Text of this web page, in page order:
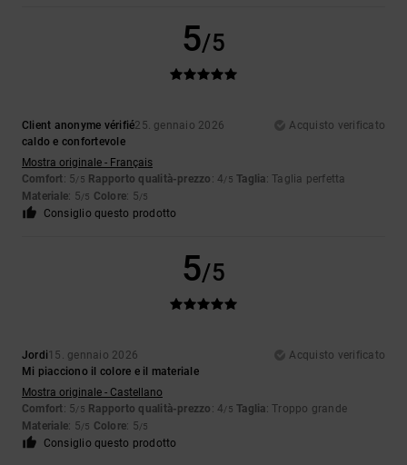
5/5
Client anonyme vérifié25. gennaio 2026
Acquisto verificato
caldo e confortevole
Mostra originale - Français
Comfort: 5/5 Rapporto qualità-prezzo : 4/5 Taglia: Taglia perfetta
Materiale: 5/5 Colore: 5/5
Consiglio questo prodotto
5/5
Jordi15. gennaio 2026
Acquisto verificato
Mi piacciono il colore e il materiale
Mostra originale - Castellano
Comfort: 5/5 Rapporto qualità-prezzo : 4/5 Taglia: Troppo grande
Materiale: 5/5 Colore: 5/5
Consiglio questo prodotto